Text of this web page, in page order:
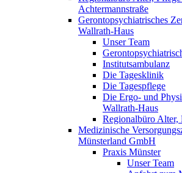
Achtermannstraße
Gerontopsychiatrisches
Wallrath-Haus
Unser Team
Institutsambulanz
Die Tagesklinik
Die Tagespflege
Die Ergo- und
Wallrath-Haus
Regionalbüro Alter,
Medizinische
Münsterland GmbH
Praxis Münster
Unser Team